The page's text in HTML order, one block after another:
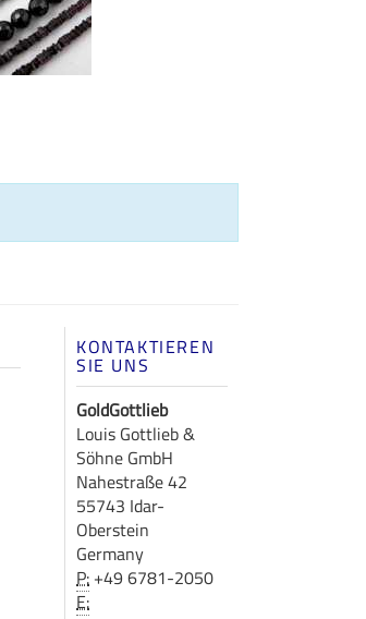
KONTAKTIEREN
SIE UNS
GoldGottlieb
Louis Gottlieb &
Söhne GmbH
Nahestraße 42
55743 Idar-
Oberstein
Germany
P: +49 6781-2050
E: